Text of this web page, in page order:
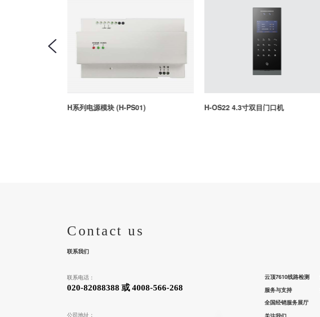
H系列电源模块 (H-PS01) H-OS22 4.3寸双目门口机
Contact us
联系我们
联系电话：
020-82088388 或 4008-566-268
公司地址：
云顶7610线路检测
服务与支持
全国经销服务展厅
关注我们